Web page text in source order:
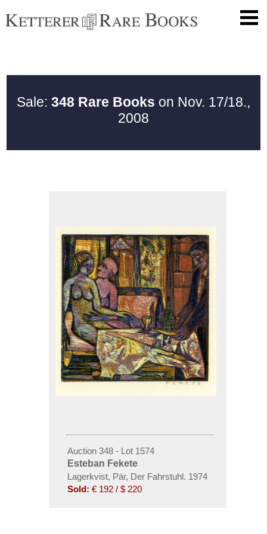
Sale: 348 Rare Books on Nov. 17/18.,
2008
Auction 348 - Lot 1574
Esteban Fekete
Lagerkvist, Pär, Der Fahrstuhl. 1974
Sold: € 192 / $ 220